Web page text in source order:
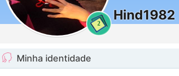
2
Hind1982
Minha identidade